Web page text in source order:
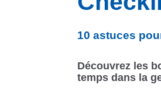
10 astuces
Découvrez les
temps dans la